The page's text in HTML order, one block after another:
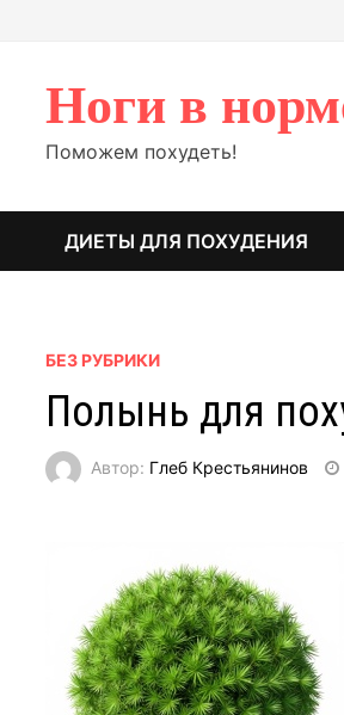
Ноги в
Поможем похудеть!
ДИЕТЫ ДЛЯ ПОХУДЕНИЯ
БЕЗ РУБРИКИ
Полынь для
Автор: Глеб Крестьянинов